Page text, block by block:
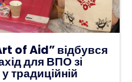
of Aid” відбувся
для ВПО зі
традиційній